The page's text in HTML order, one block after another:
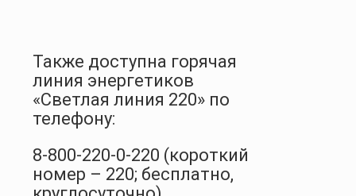
Также доступна горячая
линия энергетиков
«Светлая линия 220» по
телефону:
8-800-220-0-220 (короткий
номер – 220; бесплатно,